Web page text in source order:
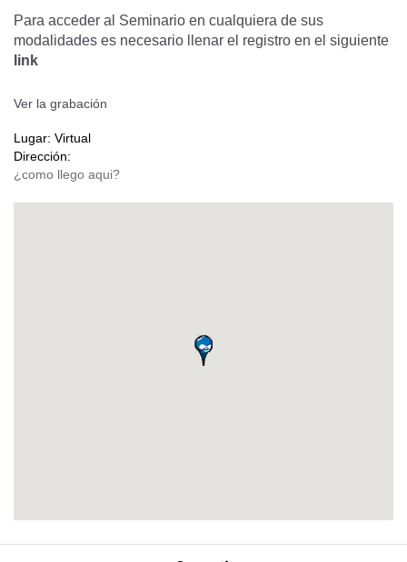
Para acceder al Seminario en cualquiera de sus
modalidades es necesario llenar el registro en el siguiente
link
Lugar: Virtual
Dirección:
Ver la grabación